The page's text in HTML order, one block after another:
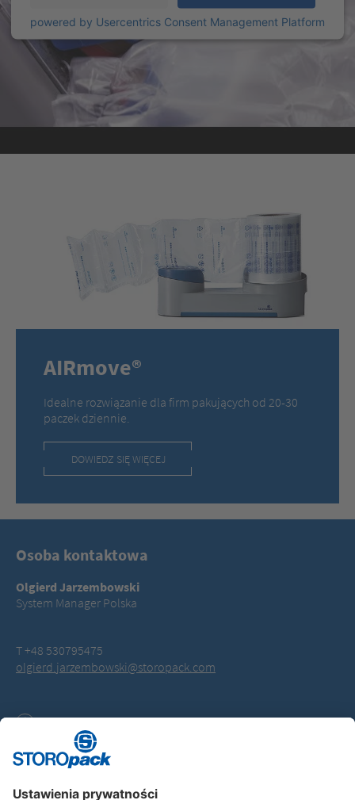
powered by Usercentrics Consent Management Platform
AIRmove®
Idealne rozwiązanie dla firm pakujących od 20-30
paczek dziennie.
DOWIEDZ SIĘ WIĘCEJ
Osoba kontaktowa
Olgierd Jarzembowski
System Manager Polska
T +48 530795475
olgierd.jarzembowski@storopack.com
Downloads